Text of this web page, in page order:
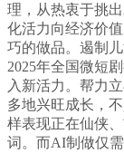
理，从热衷于挑
化活力向经济价
巧的做品。遏制
2025年全国微短
入新活力。帮力
多地兴旺成长，
样表现正在仙侠
词。而AI制做仅